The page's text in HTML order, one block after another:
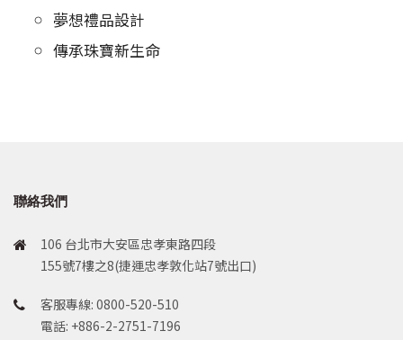
夢想禮品設計
傳承珠寶新生命
聯絡我們
106 台北市大安區忠孝東路四段
155號7樓之8(捷運忠孝敦化站7號出口)
客服專線: 0800-520-510
電話: +886-2-2751-7196